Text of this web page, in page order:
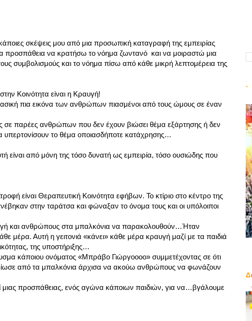
σκέψεις μου από μια προσωπική καταγραφή της εμπειρίας
να κρατήσω το νόημα ζωντανό και να μοιραστώ μια
συμβολισμούς και το νόημα πίσω από κάθε μικρή λεπτομέρεια της
Κοινότητα είναι η Κραυγή!
πια εικόνα των ανθρώπων πιασμένοι από τους ώμους σε έναν
σε παρέες ανθρώπων που δεν έχουν βιώσει θέμα εξάρτησης ή δεν
το θέμα οποιασδήποτε κατάχρησης…
από μόνη της τόσο δυνατή ως εμπειρία, τόσο ουσιώδης που
είναι Θεραπευτική Κοινότητα εφήβων. Το κτίριο στο κέντρο της
στην ταράτσα και φώναξαν το όνομα τους και οι υπόλοιποι
και ανθρώπους στα μπαλκόνια να παρακολουθούν…Ήταν
μέρα. Αυτή η γειτονιά «κάνει» κάθε μέρα κραυγή μαζί με τα παιδιά
της υποστήριξης…
κάποιου ονόματος «Μπράβο Γιώργοοοο» συμμετέχοντας σε ότι
από τα μπαλκόνια άρχισα να ακούω ανθρώπους να φωνάζουν
προσπάθειας, ενός αγώνα κάποιων παιδιών, για να…βγάλουμε
`